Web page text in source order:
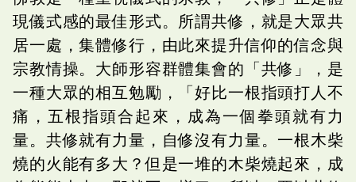
現儀式感的最佳形式。所謂共修，就是大眾共
居一處，集體修行，由此來提升信仰的信念與
宗教情操。大師形容群體集會的「共修」，是
一種大眾的相互勉勵，「好比一根指頭打人不
痛，五根指頭合起來，成為一個拳頭就有力
量。共修就有力量，自修沒有力量。一根木柴
燒的火能有多大？但是一堆的木柴燒起來，成